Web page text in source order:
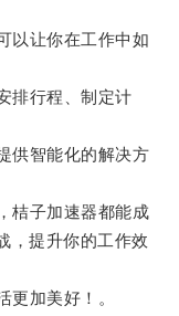
让你在工作中如
行程、制定计
智能化的解决方
子加速器都能成
，提升你的工作效
加美好！。